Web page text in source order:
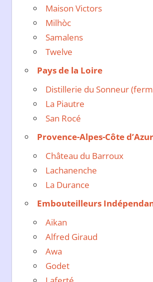
Maison Victors
Milhòc
Samalens
Twelve
Pays de la Loire
Distillerie du Sonneur
La Piautre
San Rocé
Provence-Alpes-Côte d’Azur
Château du Barroux
Lachanenche
La Durance
Embouteilleurs
Aikan
Alfred Giraud
Awa
Godet